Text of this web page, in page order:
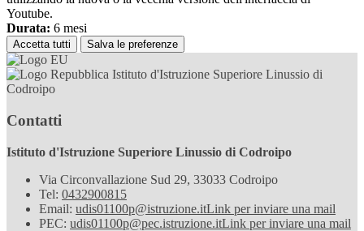
Youtube.
Durata: 6 mesi
Accetta tutti Salva le preferenze
Istituto d'Istruzione Superiore Linussio di
Codroipo
Contatti
Istituto d'Istruzione Superiore Linussio di Codroipo
Via Circonvallazione Sud 29, 33033 Codroipo
Tel: 0432900815
Email: udis01100p@istruzione.itLink per inviare una mail
PEC: udis01100p@pec.istruzione.itLink per inviare una mail